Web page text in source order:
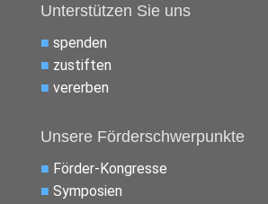
Unterstützen Sie uns
■ spenden
■ zustiften
■ vererben
Unsere Förderschwerpunkte
■ Förder-Kongresse
■ Symposien